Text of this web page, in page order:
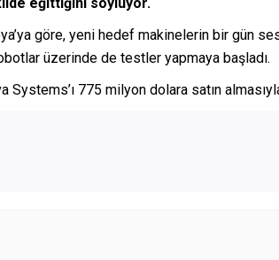
göre, yeni hedef makinelerin bir gün
üzerinde de testler yapmaya başladı.
Systems’ı 775 milyon dolara satın